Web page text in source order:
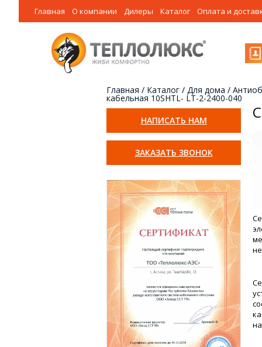
Главная О компании Дилеры Каталог Оплата и
НАПИСАТЬ НАМ
ЗАКАЗАТЬ ЗВОНОК
Главная / Каталог / Для дома /
кабельная 10SHTL- LT-2-2400-040